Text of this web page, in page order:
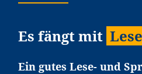
Es fängt mit
Ein gutes Lese- und